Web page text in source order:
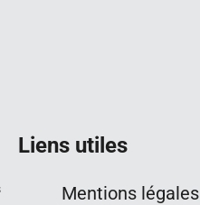
Liens utiles
Mentions légales